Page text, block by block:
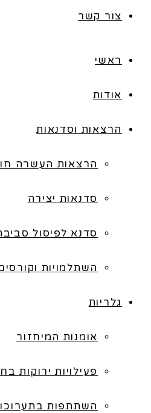
צור קשר
ראשי
אודות
הרצאות וסדנאות
הרצאות העשרה
סדנאות יצירה
סדנא לפיסול
השתלמויות
גלריות
אומנות המיחזור
פעילויות ירוקות
השתתפות